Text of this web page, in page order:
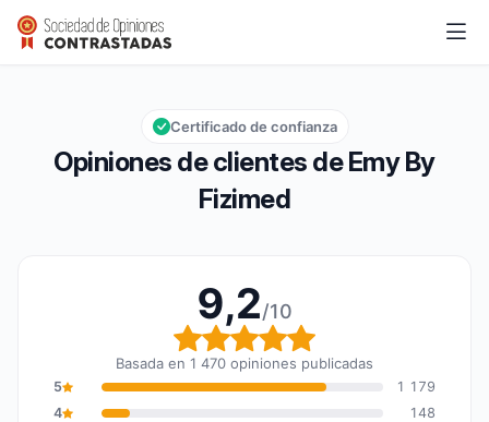
Emy By Fizimed
Calificación global: 9,2 de 10
9,2/10
Opiniones de clientes de Emy By
Fizimed
Certificado de confianza
9,2/10
Calificación global: 9,2
Basada en 1 470 opiniones publicadas
5
1 179
4
148